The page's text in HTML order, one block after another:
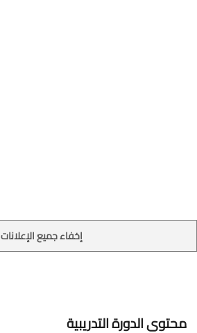
إخفاء جميع الإعلانات
محتوى الدورة التدريبية